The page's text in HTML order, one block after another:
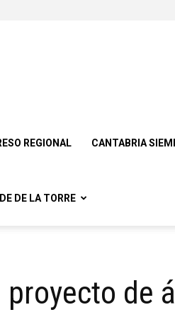
REGIONAL CANTABRIA
DE LA TORRE
de